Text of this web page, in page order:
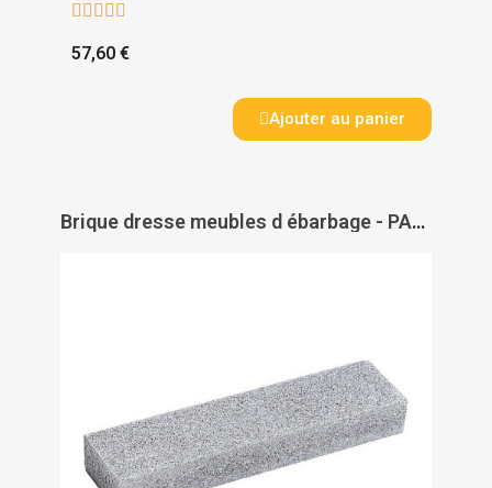
    
57,60 €
Ajouter au panier
Brique dresse meubles d ébarbage - PAS DE MARQUE